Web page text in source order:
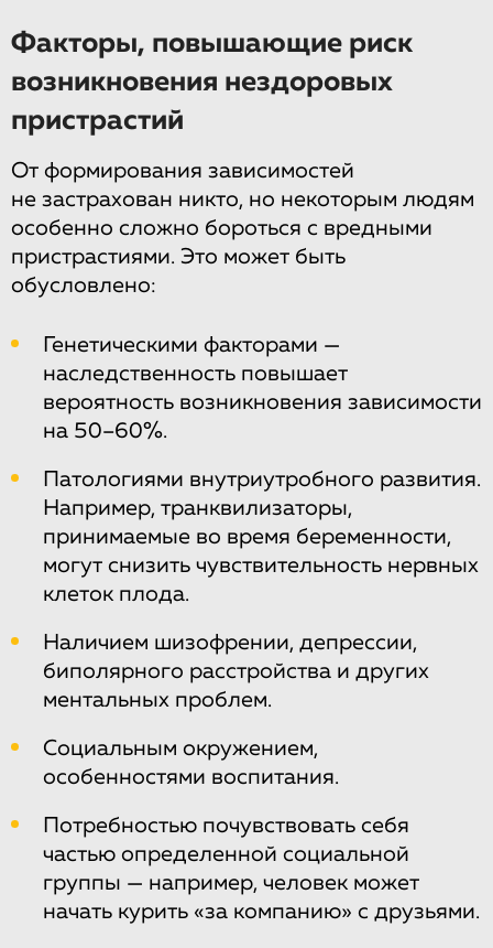
Факторы, повышающие риск
возникновения нездоровых
пристрастий
От формирования зависимостей
не застрахован никто, но некоторым людям
особенно сложно бороться с вредными
пристрастиями. Это может быть
обусловлено:
Генетическими факторами —
наследственность повышает
вероятность возникновения зависимости
на 50–60%.
Патологиями внутриутробного развития.
Например, транквилизаторы,
принимаемые во время беременности,
могут снизить чувствительность нервных
клеток плода.
Наличием шизофрении, депрессии,
биполярного расстройства и других
ментальных проблем.
Социальным окружением,
особенностями воспитания.
Потребностью почувствовать себя
частью определенной социальной
группы — например, человек может
начать курить «за компанию» с друзьями.